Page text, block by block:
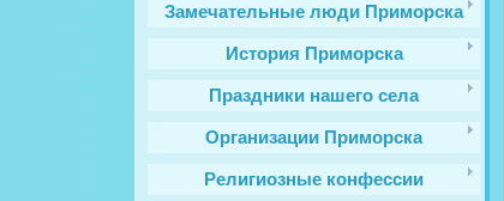
Замечательные люди Приморска
История Приморска
Праздники нашего села
Организации Приморска
Религиозные конфессии